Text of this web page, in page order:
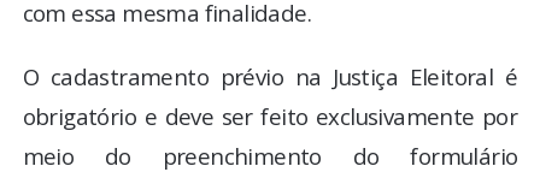
com essa mesma finalidade.
O cadastramento prévio na Justiça Eleitoral é
obrigatório e deve ser feito exclusivamente por
meio do preenchimento do formulário